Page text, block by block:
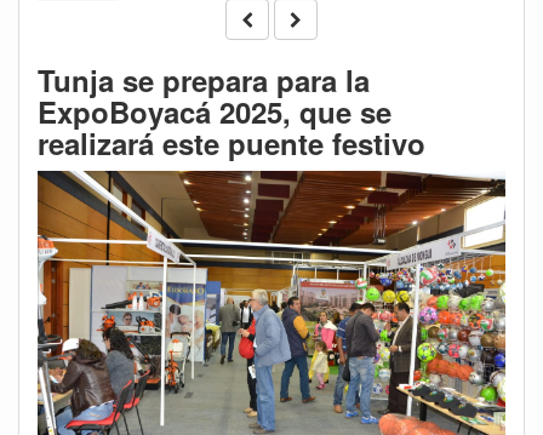
Tunja se prepara para la
ExpoBoyacá 2025, que se
realizará este puente festivo